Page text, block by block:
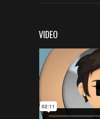
VIDEO